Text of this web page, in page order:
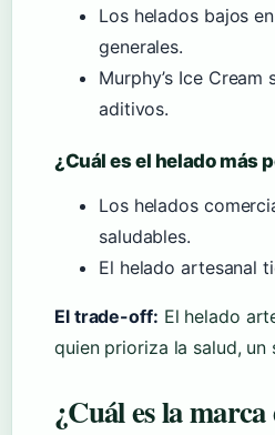
Los helados bajos
generales.
Murphy’s Ice
aditivos.
¿Cuál es el helado más
Los helados
saludables.
El helado artesanal
El trade-off: El helado
quien prioriza la salud,
¿Cuál es la